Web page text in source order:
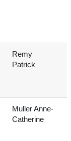
Remy
Patrick
Muller Anne-
Catherine